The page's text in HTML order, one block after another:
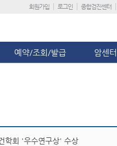
회원가입 로그인 종합검진센터
예약/조회/발급 암센터
학회 '우수연구상' 수상